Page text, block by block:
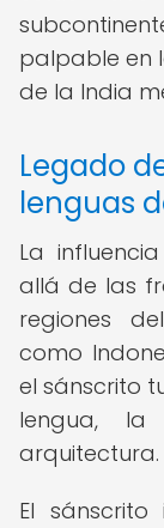
palpable en
de la India
Legado
lenguas
La
allá de las
regiones
como
el sánscrito
lengua,
arquitectura.
El